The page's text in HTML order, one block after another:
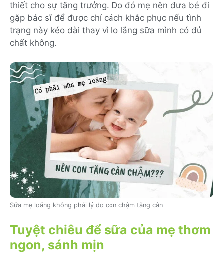
thiết cho sự tăng trưởng. Do đó mẹ nên đưa bé đi
gặp bác sĩ để được chỉ cách khắc phục nếu tình
trạng này kéo dài thay vì lo lắng sữa mình có đủ
chất không.
Sữa mẹ loãng không phải lý do con chậm tăng cân
Tuyệt chiêu để sữa của mẹ thơm
ngon, sánh mịn